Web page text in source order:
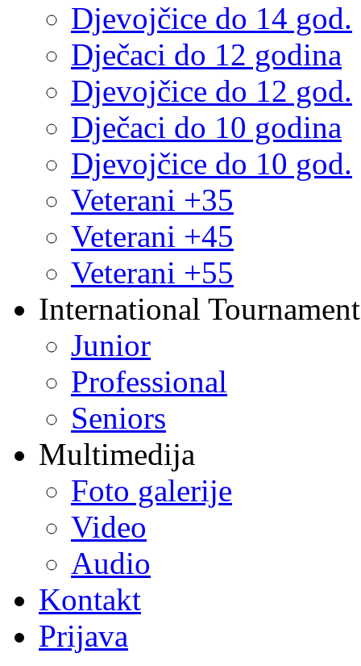
Djevojčice do 14 god.
Dječaci do 12 godina
Djevojčice do 12 god.
Dječaci do 10 godina
Djevojčice do 10 god.
Veterani +35
Veterani +45
Veterani +55
International
Junior
Professional
Seniors
Multimedija
Foto galerije
Video
Audio
Kontakt
Prijava